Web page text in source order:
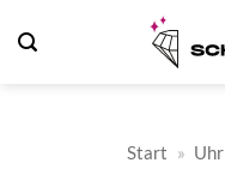
Inhalt
Start » Uhr